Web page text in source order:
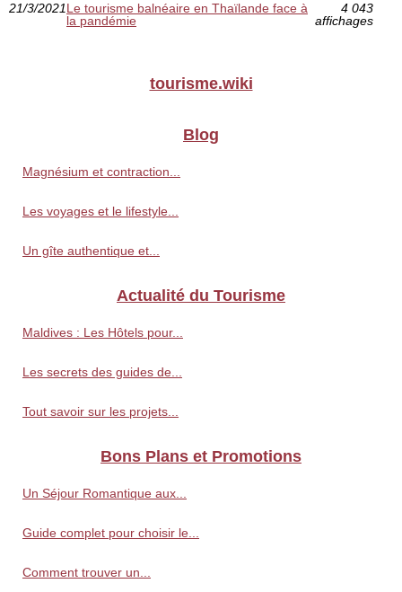
21/3/2021Le tourisme balnéaire en Thaïlande face à
la pandémie
4 043
affichages
tourisme.wiki
Blog
Magnésium et contraction...
Les voyages et le lifestyle...
Un gîte authentique et...
Actualité du Tourisme
Maldives : Les Hôtels pour...
Les secrets des guides de...
Tout savoir sur les projets...
Bons Plans et Promotions
Un Séjour Romantique aux...
Guide complet pour choisir le...
Comment trouver un...